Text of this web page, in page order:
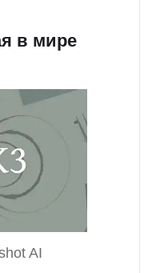
в мире
AI